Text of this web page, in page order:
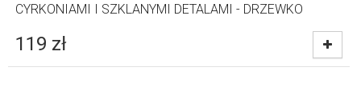
CYRKONIAMI I SZKLANYMI DETALAMI - DRZEWKO
119 zł